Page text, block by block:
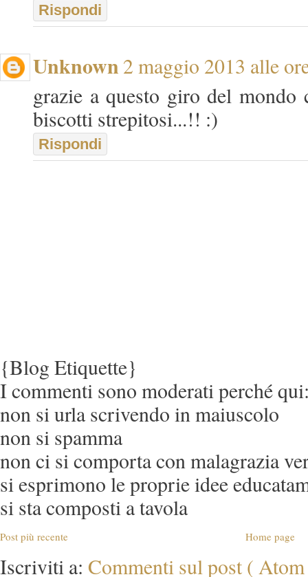
Rispondi
Unknown 2 maggio 2013 alle
grazie a questo giro del mondo
biscotti strepitosi...!! :)
Rispondi
{Blog Etiquette}
I commenti sono moderati perché
non si urla scrivendo in maiuscolo
non si spamma
non ci si comporta con malagrazia
si esprimono le proprie idee
si sta composti a tavola
Post più recente Home page
Iscriviti a: Commenti sul post (